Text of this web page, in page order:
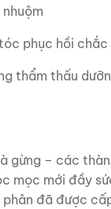
phục hồi chắc
thẩm thấu
gừng – các
mọc mới đầy
đã được